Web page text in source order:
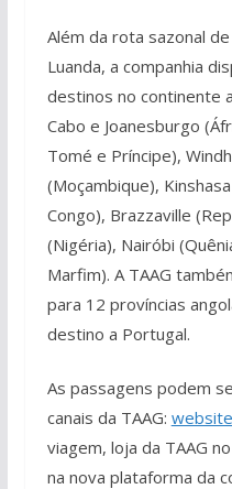
Além da rota sazonal
Luanda, a companhia
destinos no continente
Cabo e Joanesburgo
Tomé e Príncipe),
(Moçambique),
Congo), Brazzaville
(Nigéria), Nairóbi
Marfim). A TAAG
para 12 províncias
destino a Portugal.
As passagens podem
canais da TAAG: website
viagem, loja da TAAG
na nova plataforma da